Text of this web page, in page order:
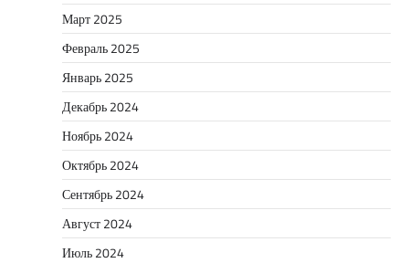
Март 2025
Февраль 2025
Январь 2025
Декабрь 2024
Ноябрь 2024
Октябрь 2024
Сентябрь 2024
Август 2024
Июль 2024